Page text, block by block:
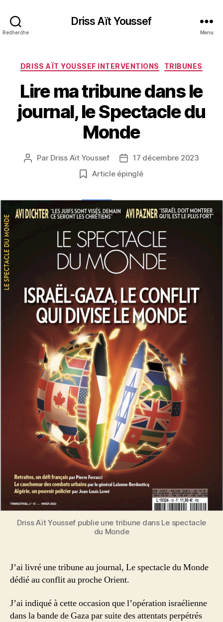
Recherche
Driss Aït Youssef
Menu
Catégories
DRISS AÏT YOUSSEF INTERVENTIONS TRIBUNES
Lire ma tribune dans le
journal, le Spectacle du
Monde
Auteur
Par Driss Aït Youssef
Date
de
l’article
17 décembre 2023
Article épinglé
Driss Aït Youssef publie une tribune dans Le spectacle
du Monde
J’ai livré une tribune au journal, Le spectacle du Monde
dédié au conflit au proche Orient.
J’ai indiqué à cette occasion que l’opération israélienne
dans la bande de Gaza par suite des attentats perpétrés